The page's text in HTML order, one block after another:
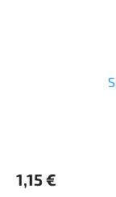
1,15 €